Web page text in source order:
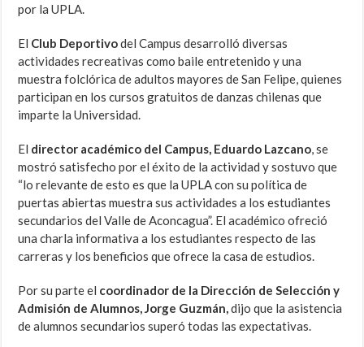
por la UPLA.
El Club Deportivodel Campus desarrolló diversas
actividades recreativas como baile entretenido y una
muestra folclórica de adultos mayores de San Felipe, quienes
participan en los cursos gratuitos de danzas chilenas que
imparte la Universidad.
El director académico del Campus, Eduardo Lazcano, se
mostró satisfecho por el éxito de la actividad y sostuvo que
“lo relevante de esto es que la UPLA con su política de
puertas abiertas muestra sus actividades a los estudiantes
secundarios del Valle de Aconcagua”. El académico ofreció
una charla informativa a los estudiantes respecto de las
carreras y los beneficios que ofrece la casa de estudios.
Por su parte el coordinador de la Dirección de Selección y
Admisión de Alumnos, Jorge Guzmán,dijo que la asistencia
de alumnos secundarios superó todas las expectativas.